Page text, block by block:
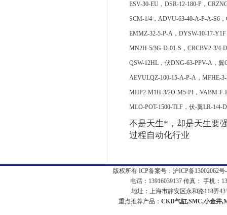
ESV-30-EU，DSR-12-180-P，
SCM-1/4，ADVU-63-40-A-P-A-S6，
EMMZ-32-5-P-A，DYSW-10-17-
MN2H-5/3G-D-01-S，CRCBV2-3/4-
QSW-12HL，伏DNG-63-PPV-A，翼
AEVULQZ-100-15-A-P-A，MFHE-
MHP2-M1H-3/2O-M5-PI，VABM-F-
MLO-POT-1500-TLF，伏-翼LR-1/
不是天生*，却是天生要
过程自动化行业
版权所有 ICP备案号： 沪ICP备13002062号
电话：13916039137 传真： 手机：
地址：上海市静安区永和路118弄43
重点推荐产品： CKD气缸,SMC,小金井